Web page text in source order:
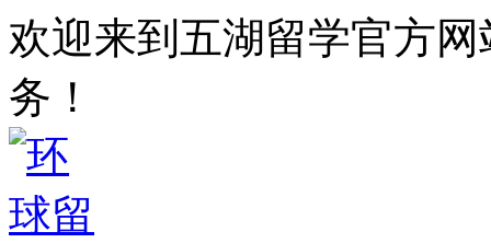
欢迎来到五湖留学官方
务！